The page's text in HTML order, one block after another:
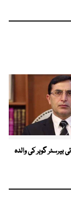
بیرسٹر گوہر کی والدہ